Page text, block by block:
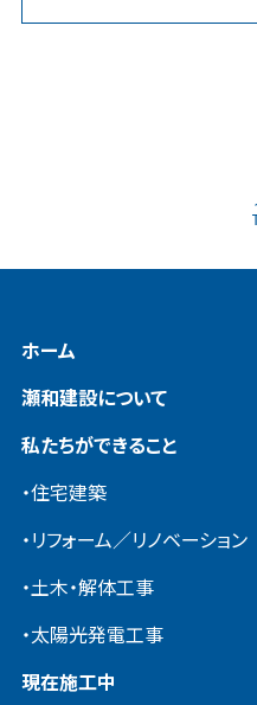
ホーム
瀬和建設について
私たちができること
・住宅建築
・リフォーム／リノベーション
・土木・解体工事
・太陽光発電工事
現在施工中